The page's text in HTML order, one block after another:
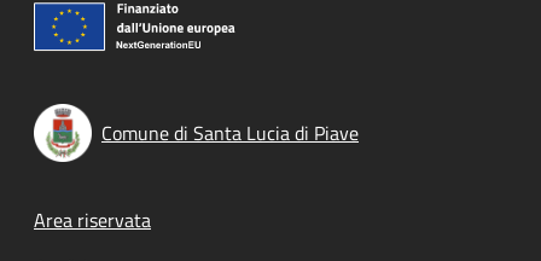
Comune di Santa Lucia di Piave
Footer menu
Area riservata